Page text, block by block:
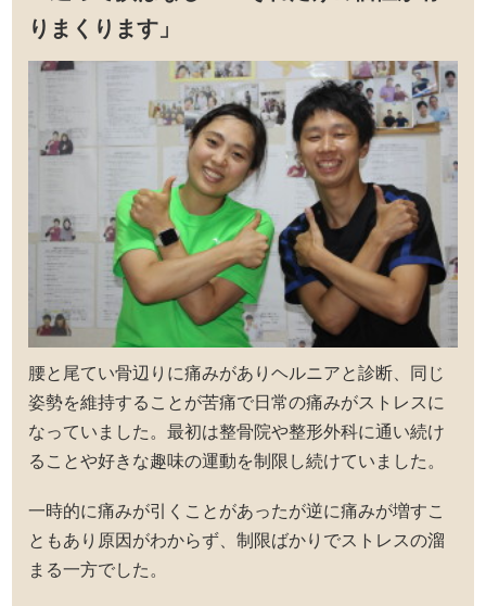
りまくります」
腰と尾てい骨辺りに痛みがありヘルニアと診断、同じ
姿勢を維持することが苦痛で日常の痛みがストレスに
なっていました。最初は整骨院や整形外科に通い続け
ることや好きな趣味の運動を制限し続けていました。
一時的に痛みが引くことがあったが逆に痛みが増すこ
ともあり原因がわからず、制限ばかりでストレスの溜
まる一方でした。